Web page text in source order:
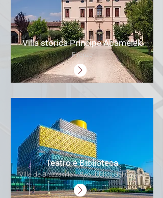
Villa storica Principe Abamelek
Firenze
Teatro e Biblioteca
Ville de Brazzaville – Repubblica del Congo